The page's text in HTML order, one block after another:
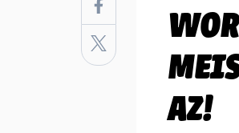
AZ!